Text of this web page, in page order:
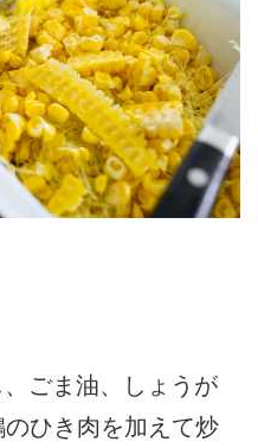
ごま油、しょうが
ひき肉を加えて炒